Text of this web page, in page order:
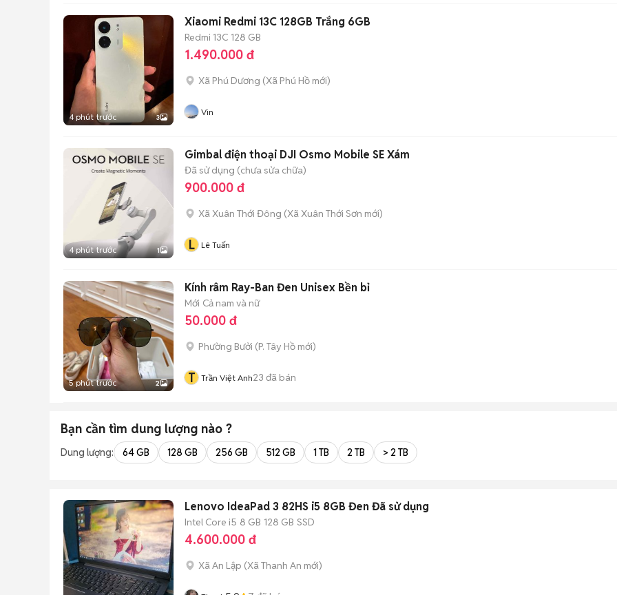
4 phút trước 3
Xiaomi Redmi 13C 128GB Trắng 6GB
Redmi 13C 128 GB
1.490.000 đ
Xã Phú Dương (Xã Phú Hồ mới)
Vin
4 phút trước 1
Gimbal điện thoại DJI Osmo Mobile SE Xám
Đã sử dụng (chưa sửa chữa)
900.000 đ
Xã Xuân Thới Đông (Xã Xuân Thới Sơn mới)
L Lê Tuấn
5 phút trước 2
Kính râm Ray-Ban Đen Unisex Bền bỉ
Mới Cả nam và nữ
50.000 đ
Phường Bưởi (P. Tây Hồ mới)
T Trần Việt Anh23 đã bán
Bạn cần tìm dung lượng nào ?
Dung lượng: 64 GB 128 GB 256 GB 512 GB 1 TB 2 TB > 2 TB
Lenovo IdeaPad 3 82HS i5 8GB Đen Đã sử dụng
Intel Core i5 8 GB 128 GB SSD
4.600.000 đ
Xã An Lập (Xã Thanh An mới)